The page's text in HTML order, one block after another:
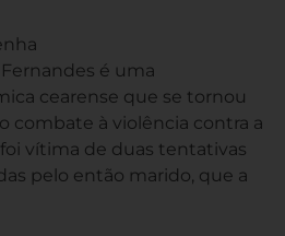
é uma
cearense que se tornou
combate à violência contra a
foi vítima de duas tentativas
pelo então marido, que a